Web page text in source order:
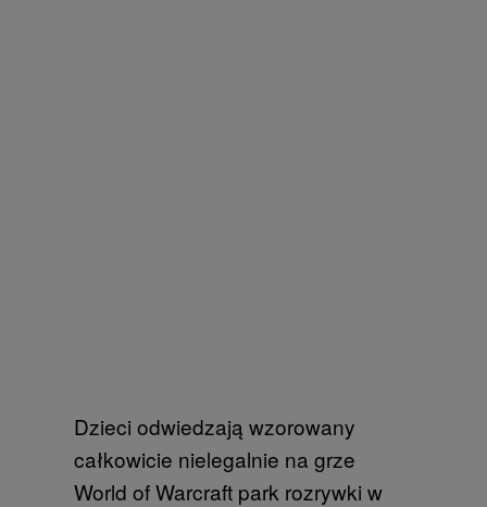
Dzieci odwiedzają wzorowany
całkowicie nielegalnie na grze
World of Warcraft park rozrywki w